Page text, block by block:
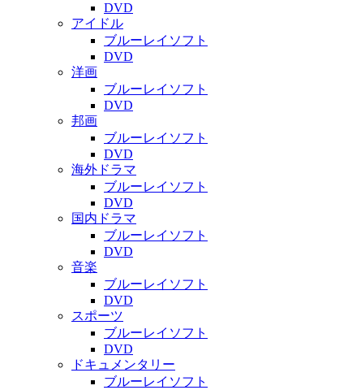
DVD
アイドル
ブルーレイソフト
DVD
洋画
ブルーレイソフト
DVD
邦画
ブルーレイソフト
DVD
海外ドラマ
ブルーレイソフト
DVD
国内ドラマ
ブルーレイソフト
DVD
音楽
ブルーレイソフト
DVD
スポーツ
ブルーレイソフト
DVD
ドキュメンタリー
ブルーレイソフト